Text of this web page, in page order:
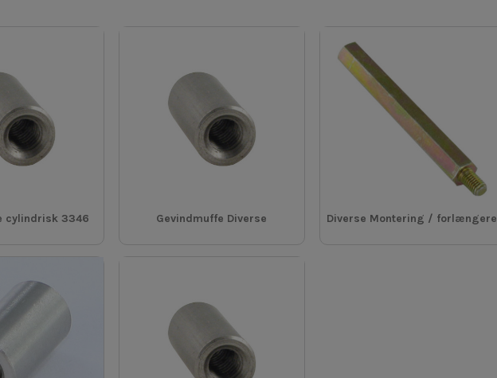
cylindrisk 3346 Gevindmuffe Diverse Diverse Montering / forlængere